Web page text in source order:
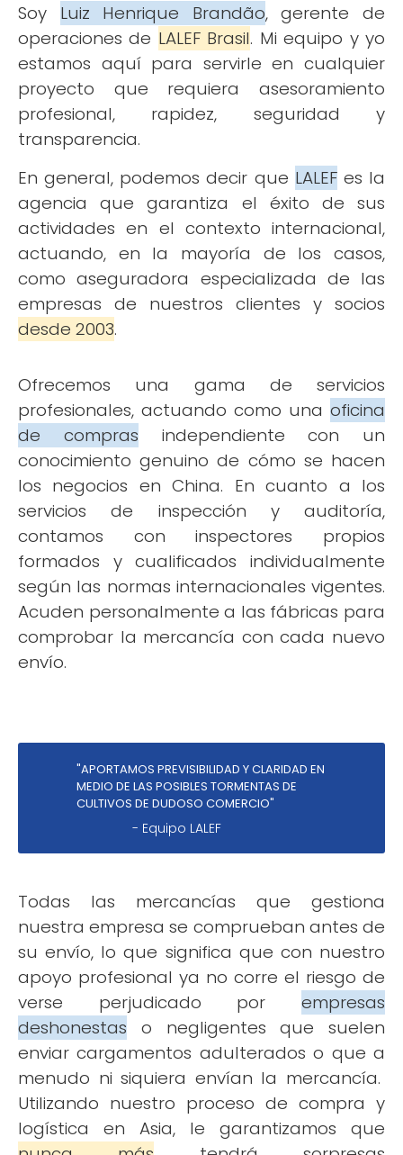
Soy Luiz Henrique Brandão, gerente de
operaciones de LALEF Brasil. Mi equipo y yo
estamos aquí para servirle en cualquier
proyecto que requiera asesoramiento
profesional, rapidez, seguridad y
transparencia.
En general, podemos decir que LALEFes la
agencia que garantiza el éxito de sus
actividades en el contexto internacional,
actuando, en la mayoría de los casos,
como aseguradora especializada de las
empresas de nuestros clientes y socios
desde 2003.
Ofrecemos una gama de servicios
profesionales, actuando como una oficina
de compras independiente con un
conocimiento genuino de cómo se hacen
los negocios en China. En cuanto a los
servicios de inspección y auditoría,
contamos con inspectores propios
formados y cualificados individualmente
según las normas internacionales vigentes.
Acuden personalmente a las fábricas para
comprobar la mercancía con cada nuevo
envío.
"APORTAMOS PREVISIBILIDAD Y CLARIDAD EN
MEDIO DE LAS POSIBLES TORMENTAS DE
CULTIVOS DE DUDOSO COMERCIO"
- Equipo LALEF
Todas las mercancías que gestiona
nuestra empresa se comprueban antes de
su envío, lo que significa que con nuestro
apoyo profesional ya no corre el riesgo de
verse perjudicado por empresas
deshonestas o negligentes que suelen
enviar cargamentos adulterados o que a
menudo ni siquiera envían la mercancía.
Utilizando nuestro proceso de compra y
logística en Asia, le garantizamos que